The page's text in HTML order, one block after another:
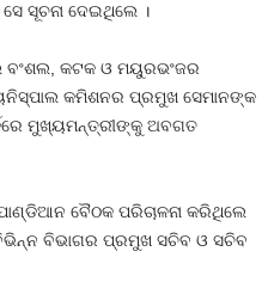
ସୂଚନା ଦେଇଥିଲେ ।
ବଂଶଲ, କଟକ ଓ ମୟୁରଭଂଜର
କମିଶନର ପ୍ରମୁଖ ସେମାନଙ୍କ
ମୁଖ୍ୟମନ୍ତ୍ରୀଙ୍କୁ ଅବଗତ
ବୈଠକ ପରିଚାଳନା କରିଥିଲେ
ବିଭାଗର ପ୍ରମୁଖ ସଚିବ ଓ ସଚିବ